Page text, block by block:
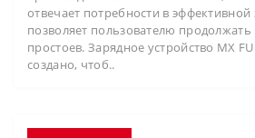
отвечает потребности в эффективной
позволяет пользователю продолжать
простоев. Зарядное устройство MX
создано, чтоб..